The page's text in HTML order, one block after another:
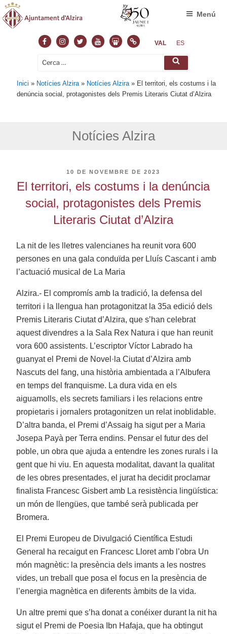
FacebookInstagram
TwitterYoutubeSlideshare
NormasVAL ES
Cerca: Cerca
Menú
Inici » Notícies Alzira » Notícies Alzira » El territori, els costums i la
denúncia social, protagonistes dels Premis Literaris Ciutat d’Alzira
Notícies Alzira
PUBLICAT
10 DE NOVEMBRE DE 2023
El territori, els costums i la denúncia
social, protagonistes dels Premis
Literaris Ciutat d’Alzira
La nit de les lletres valencianes ha reunit vora 600
persones en una gala conduïda per Lluís Cascant i amb
l’actuació musical de La Maria
Alzira.- El compromís amb la tradició, la defensa del
territori i la llengua han protagonitzat la 35a edició dels
Premis Literaris Ciutat d’Alzira, que s’han celebrat
aquest divendres a la Sala Rex Natura i que han reunit
vora 600 assistents. L’escriptor Víctor Labrado ha
guanyat el Premi de Novel·la Ciutat d’Alzira amb
Nascuts del fang, una història ambientada a l’Albufera
en temps del franquisme. La dura vida en els
aiguamolls, els secrets familiars i les relacions entre
propietaris i jornalers protagonitzen un relat inoblidable.
D’altra banda, el Premi d’Assaig ha sigut per a Maria
Josepa Payà per Terra endins. Pensar el futur des del
poble, un obra que ajuda a entendre les zones rurals i la
gent que hi viu. En aquesta modalitat, davant la qualitat
de les obres presentades, el jurat ha decidit proclamar
finalista Francesc Gisbert amb La resistència lingüística:
un món de llengües, que també serà publicada per
Bromera.
El Premi Europeu de Divulgació Científica Estudi
General ha recaigut en Francesc Lloret amb l’obra Un
món magnètic: la presència dels imants a les nostres
vides, un treball que posa el focus en la presència de
l’energia magnètica en diferents àmbits de la vida.
Un altre premi que s’ha donat a conéixer durant la nit ha
sigut el Premi de Poesia Ibn Hafaja, que ha obtingut